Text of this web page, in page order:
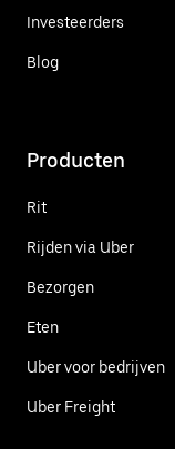
Investeerders
Blog
Producten
Rit
Rijden via Uber
Bezorgen
Eten
Uber voor bedrijven
Uber Freight